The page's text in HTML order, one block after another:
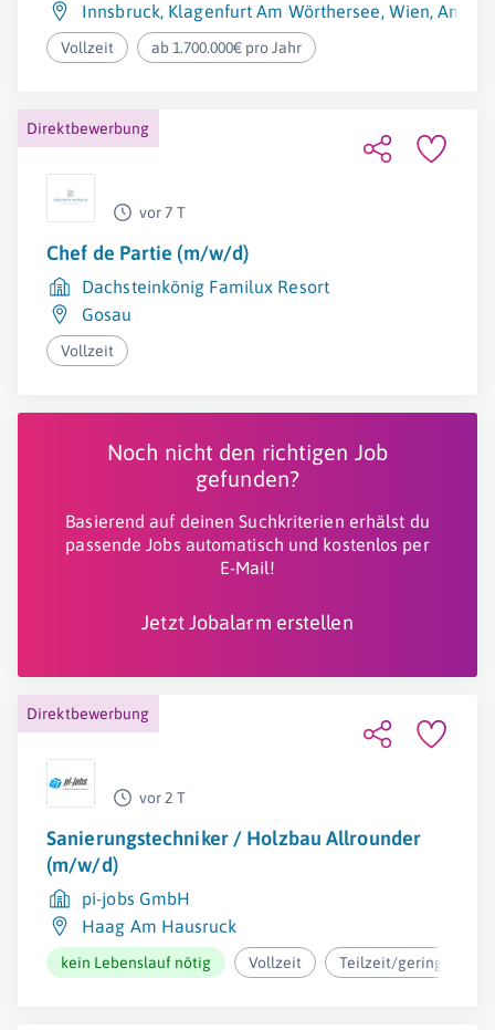
Innsbruck, Klagenfurt Am Wörthersee, Wien,
Vollzeit ab 1.700.000€ pro Jahr
Direktbewerbung
vor 7 T
Chef de Partie (m/w/d)
Dachsteinkönig Familux Resort
Gosau
Vollzeit
Noch nicht den richtigen Job
gefunden?
Basierend auf deinen Suchkriterien erhälst du
passende Jobs automatisch und kostenlos per
E-Mail!
Jetzt Jobalarm erstellen
Direktbewerbung
vor 2 T
Sanierungstechniker / Holzbau Allrounder
(m/w/d)
pi-jobs GmbH
Haag Am Hausruck
kein Lebenslauf nötig Vollzeit Teilzeit/geringfügig